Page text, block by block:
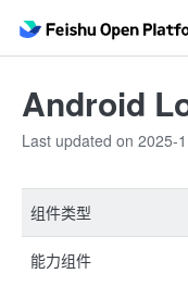
Android
Last updated on 2025-
组件类型
能力组件